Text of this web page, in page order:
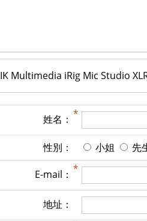
IK Multimedia iRig Mic Studio
姓名：
性別： 小姐 先
E-mail：
地址：